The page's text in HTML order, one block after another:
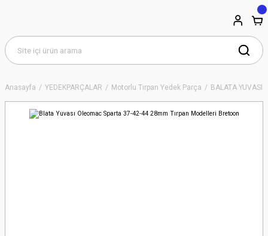
Anasayfa YEDEKPARÇALAR Motorlu Tırpan Yedek Parça BALATA YUVASI